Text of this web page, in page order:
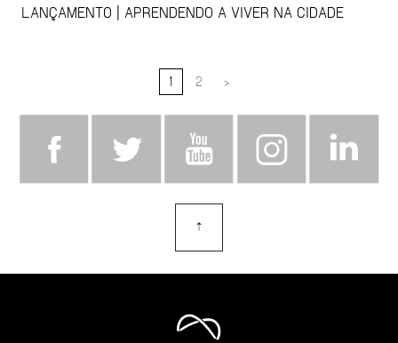
LANÇAMENTO | APRENDENDO A VIVER NA CIDADE
1 2 >
⇡